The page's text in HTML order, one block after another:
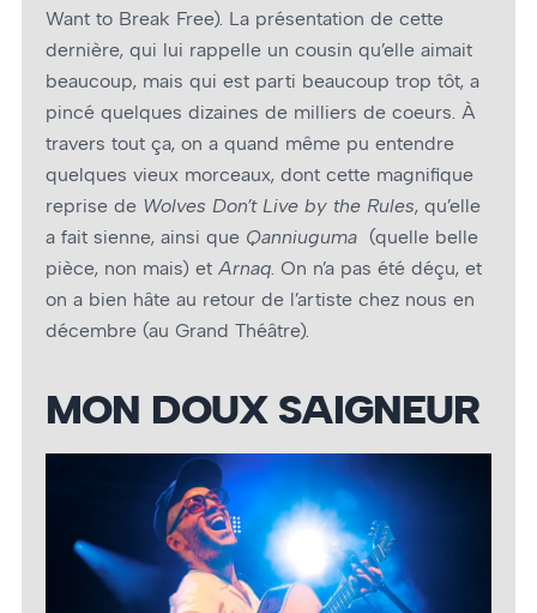
Want to Break Free). La présentation de cette
dernière, qui lui rappelle un cousin qu’elle aimait
beaucoup, mais qui est parti beaucoup trop tôt, a
pincé quelques dizaines de milliers de coeurs. À
travers tout ça, on a quand même pu entendre
quelques vieux morceaux, dont cette magnifique
reprise de Wolves Don’t Live by the Rules, qu’elle
a fait sienne, ainsi que Qanniuguma (quelle belle
pièce, non mais) et Arnaq. On n’a pas été déçu, et
on a bien hâte au retour de l’artiste chez nous en
décembre (au Grand Théâtre).
MON DOUX SAIGNEUR